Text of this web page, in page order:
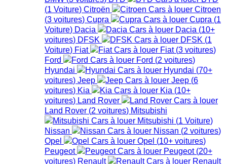
(1 Voiture) Citroën
Citroen
(3 voitures) Cupra Cupra (1
Voiture) Dacia Dacia (10+
voitures) DFSK DFSK (1
Voiture) Fiat Fiat (3 voitures)
Ford
Ford (2 voitures)
Hyundai
Hyundai (70+
voitures) Jeep Jeep (6
voitures) Kia Kia (10+
voitures) Land Rover
Land Rover (2 voitures) Mitsubishi
Mitsubishi (1 Voiture)
Nissan
Nissan (2 voitures)
Opel
Opel (10+ voitures)
Peugeot
Peugeot (20+
voitures) Renault
Renault